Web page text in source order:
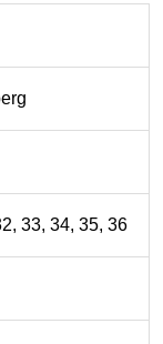
33, 34, 35, 36